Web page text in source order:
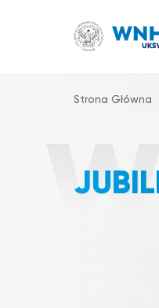
Strona Główna